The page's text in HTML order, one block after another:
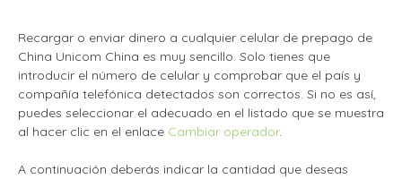
Recargar o enviar dinero a cualquier celular de prepago de
China Unicom China es muy sencillo. Solo tienes que
introducir el número de celular y comprobar que el país y
compañía telefónica detectados son correctos. Si no es así,
puedes seleccionar el adecuado en el listado que se muestra
al hacer clic en el enlace Cambiar operador.
A continuación deberás indicar la cantidad que deseas